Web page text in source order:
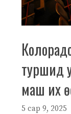
туршид
маш их
5 сар 9, 2025